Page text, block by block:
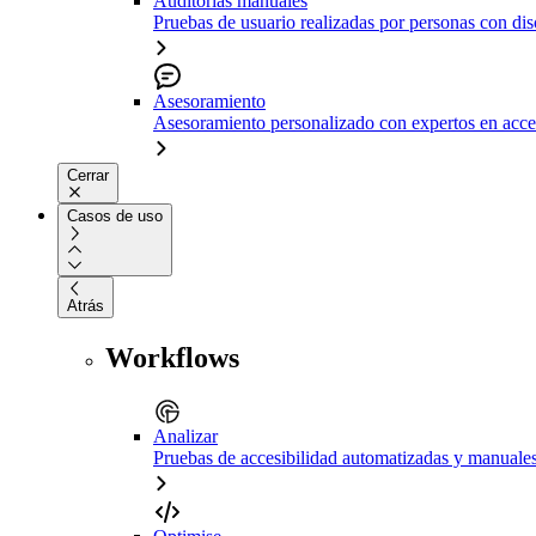
Pruebas de usuario realizadas por personas con
Asesoramiento
Asesoramiento personalizado con expertos en
Cerrar
Casos de uso
Atrás
Workflows
Analizar
Pruebas de accesibilidad automatizadas y